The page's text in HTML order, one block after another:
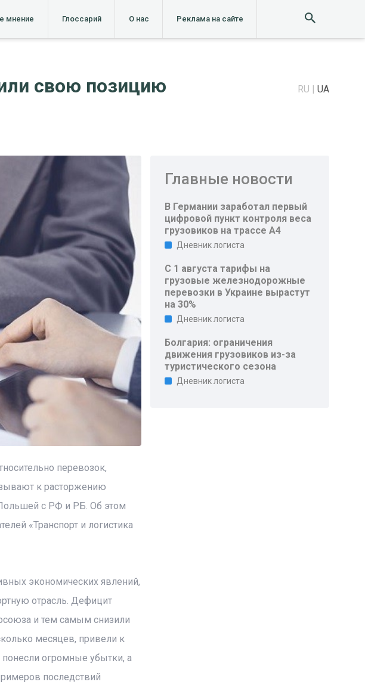
мнение Глоссарий О нас Реклама на сайте
свою позицию
RU UA
перевозок,
к расторжению
с РФ и РБ. Об этом
«Транспорт и логистика
экономических явлений,
отрасль. Дефицит
и тем самым снизили
месяцев, привели к
огромные убытки, а
последствий
Главные новости
В Германии заработал первый
цифровой пункт контроля веса
грузовиков на трассе A4
Дневник логиста
С 1 августа тарифы на
грузовые железнодорожные
перевозки в Украине вырастут
на 30%
Дневник логиста
Болгария: ограничения
движения грузовиков из-за
туристического сезона
Дневник логиста